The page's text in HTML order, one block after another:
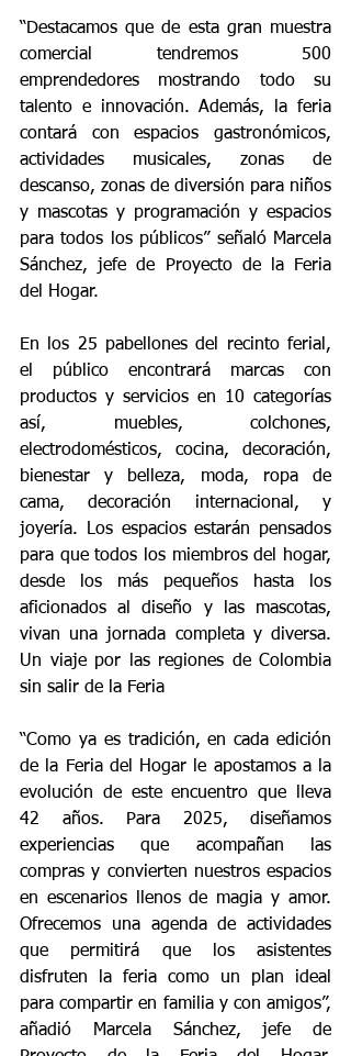
“Destacamos que de esta gran muestra
comercial tendremos 500
emprendedores mostrando todo su
talento e innovación. Además, la feria
contará con espacios gastronómicos,
actividades musicales, zonas de
descanso, zonas de diversión para niños
y mascotas y programación y espacios
para todos los públicos” señaló Marcela
Sánchez, jefe de Proyecto de la Feria
del Hogar.
En los 25 pabellones del recinto ferial,
el público encontrará marcas con
productos y servicios en 10 categorías
así, muebles, colchones,
electrodomésticos, cocina, decoración,
bienestar y belleza, moda, ropa de
cama, decoración internacional, y
joyería. Los espacios estarán pensados
para que todos los miembros del hogar,
desde los más pequeños hasta los
aficionados al diseño y las mascotas,
vivan una jornada completa y diversa.
Un viaje por las regiones de Colombia
sin salir de la Feria
“Como ya es tradición, en cada edición
de la Feria del Hogar le apostamos a la
evolución de este encuentro que lleva
42 años. Para 2025, diseñamos
experiencias que acompañan las
compras y convierten nuestros espacios
en escenarios llenos de magia y amor.
Ofrecemos una agenda de actividades
que permitirá que los asistentes
disfruten la feria como un plan ideal
para compartir en familia y con amigos”,
añadió Marcela Sánchez, jefe de